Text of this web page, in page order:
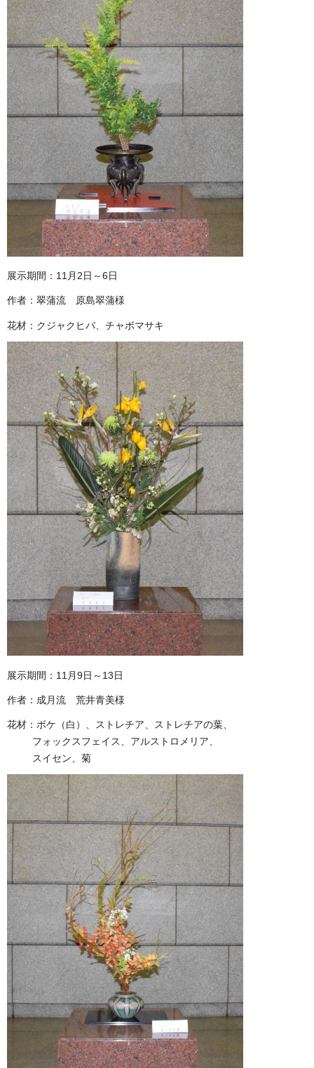
展示期間：11月2日～6日
作者：翠蒲流 原島翠蒲様
花材：クジャクヒバ、チャボマサキ
展示期間：11月9日～13日
作者：成月流 荒井青美様
花材：ボケ（白）、ストレチア、ストレチアの葉、
フォックスフェイス、アルストロメリア、
スイセン、菊